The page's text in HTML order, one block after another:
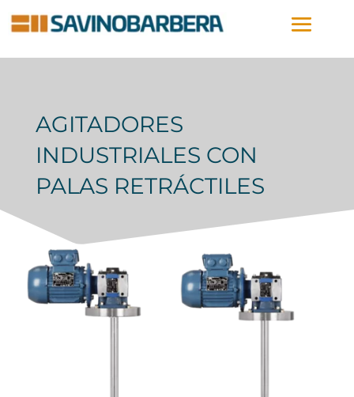
AGITADORES
INDUSTRIALES CON
PALAS RETRÁCTILES